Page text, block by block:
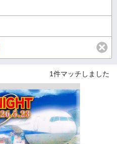
1件マッチしました